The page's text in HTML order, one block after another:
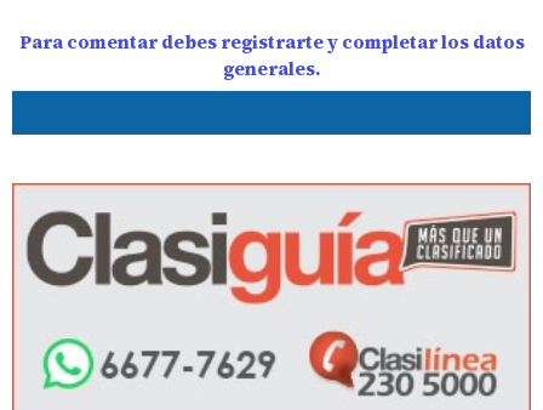
Para comentar debes registrarte y completar los datos
generales.